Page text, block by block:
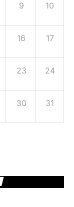
9 10
16 17
23 24
30 31